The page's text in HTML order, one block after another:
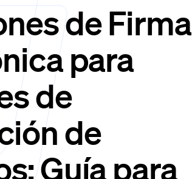
de Firma
para
de
de
Guía para